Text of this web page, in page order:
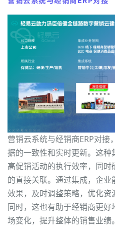
营销云系统与经销商ERP对
据的一致性和实时更新。这
高促销活动的执行效率，同
的直接关联。通过集成，企
效果，及时调整策略，优化资
同时，这也有助于经销商更
场变化，提升整体的销售业绩。